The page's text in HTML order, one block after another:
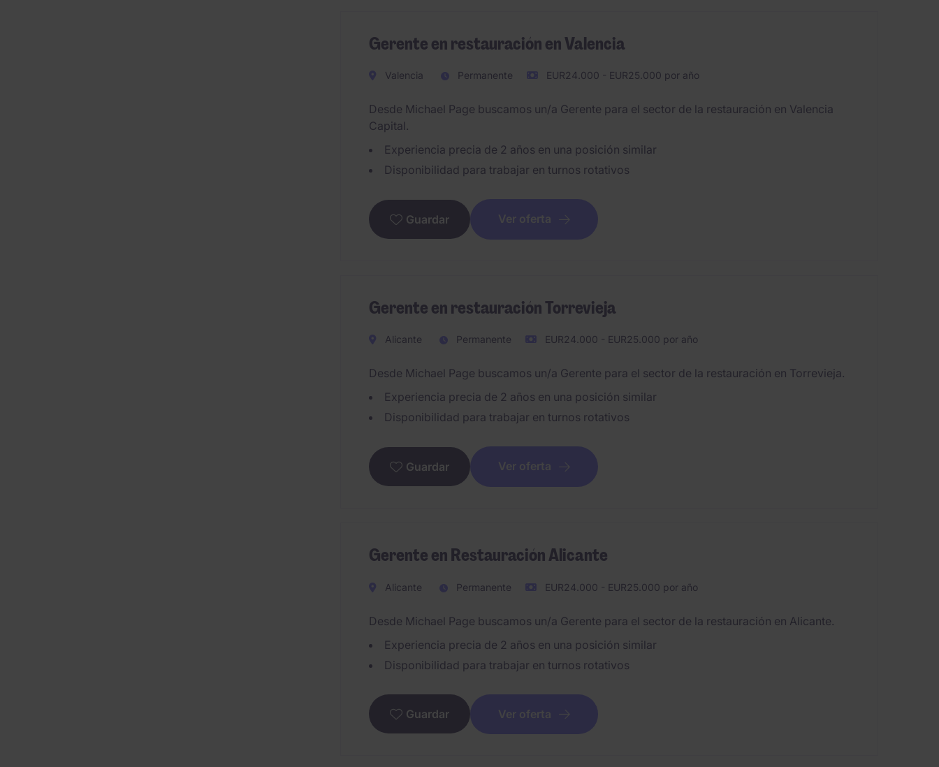
Gerente en restauración en Valencia
Valencia Permanente EUR24.000 - EUR25.000 por año
Desde Michael Page buscamos un/a Gerente para el sector de la restauración en Valencia
Capital.
Experiencia precia de 2 años en una posición similar
Disponibilidad para trabajar en turnos rotativos
Guardar Ver oferta
Gerente en restauración Torrevieja
Alicante Permanente EUR24.000 - EUR25.000 por año
Desde Michael Page buscamos un/a Gerente para el sector de la restauración en Torrevieja.
Experiencia precia de 2 años en una posición similar
Disponibilidad para trabajar en turnos rotativos
Guardar Ver oferta
Gerente en Restauración Alicante
Alicante Permanente EUR24.000 - EUR25.000 por año
Desde Michael Page buscamos un/a Gerente para el sector de la restauración en Alicante.
Experiencia precia de 2 años en una posición similar
Disponibilidad para trabajar en turnos rotativos
Guardar Ver oferta